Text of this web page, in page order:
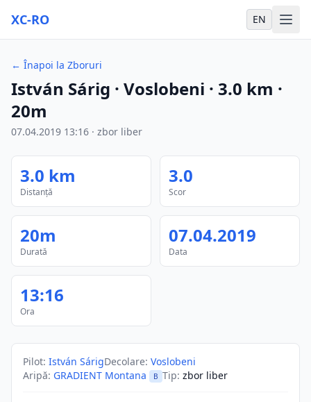
XC-RO EN
← Înapoi la Zboruri
István Sárig · Voslobeni · 3.0 km ·
20m
07.04.2019 13:16 · zbor liber
3.0 km
Distanță
3.0
Scor
20m
Durată
07.04.2019
Data
13:16
Ora
Pilot: István SárigDecolare: Voslobeni
Aripă: GRADIENT Montana B Tip: zbor liber